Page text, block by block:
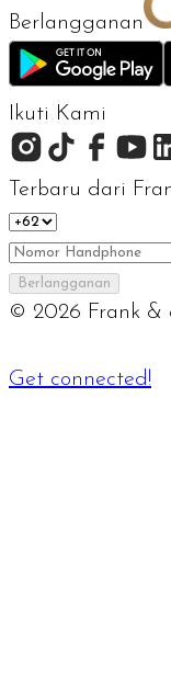
Berlangganan
Ikuti Kami
Terbaru dari
Berlangganan
© 2026 Frank &
Get connected!